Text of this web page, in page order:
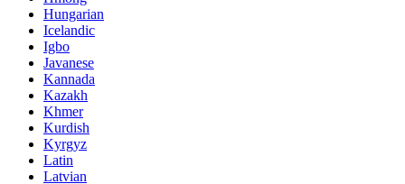
Hungarian
Icelandic
Igbo
Javanese
Kannada
Kazakh
Khmer
Kurdish
Kyrgyz
Latin
Latvian